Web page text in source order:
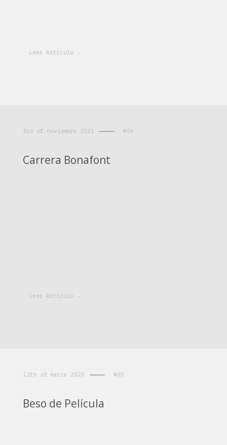
Leer Artículo -
3rd of noviembre 2021 #04
Carrera Bonafont
Leer Artículo -
12th of marzo 2020 #05
Beso de Película